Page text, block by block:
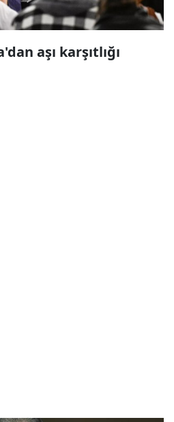
aşı karşıtlığı